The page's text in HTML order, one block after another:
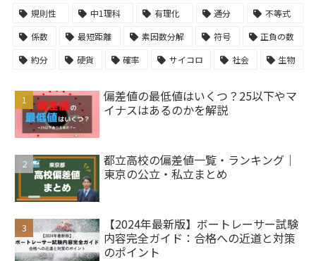
規則性
中1理科 有理化 通分
不等式
係数
最短距離 素因数分解 符号
正負の数
約分
硬貨 確率 サイコロ 社会 生物
偏差値の最低値はいくつ？25以下やマ
イナスはあるのかを解説
都立高校の偏差値一覧・ランキング｜
東京の公立・私立まとめ
【2024年最新版】ボートレーサー試験
内容完全ガイド：合格への近道と対策
のポイント